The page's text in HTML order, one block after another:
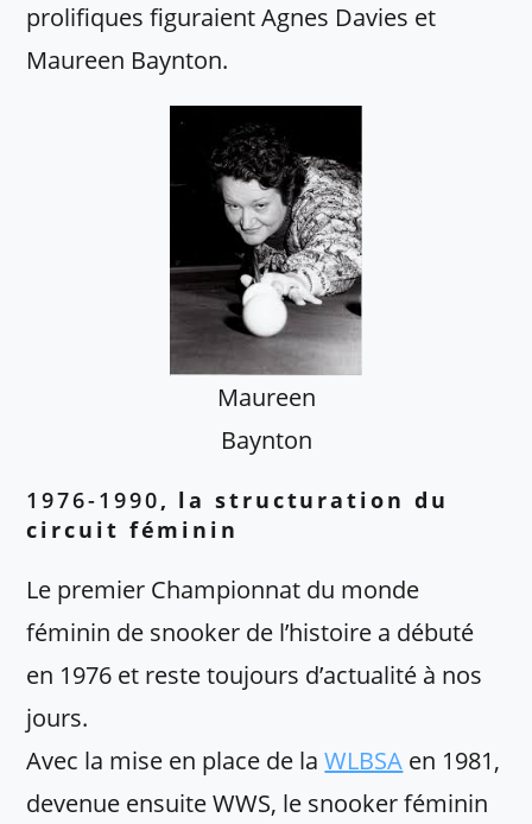
prolifiques figuraient Agnes Davies et
Maureen Baynton.
Maureen
Baynton
1976-1990, la structuration du
circuit féminin
Le premier Championnat du monde
féminin de snooker de l’histoire a débuté
en 1976 et reste toujours d’actualité à nos
jours.
Avec la mise en place de laWLBSA en 1981,
devenue ensuite WWS, le snooker féminin